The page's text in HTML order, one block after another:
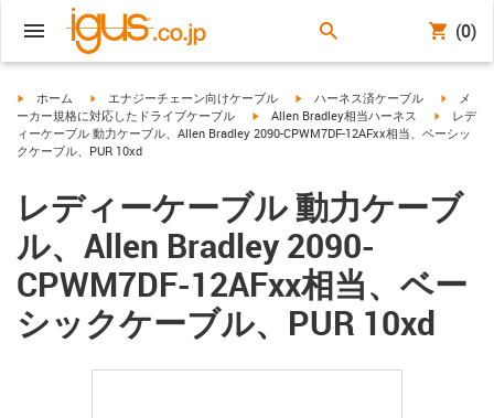
(0)
igus-icon-arrow-right
ホーム igus-icon-arrow-right
エナジーチェーン向けケーブル igus-icon-arrow-right
ハーネス済ケーブル igus-
メ
ーカー規格に対応したドライブケーブル
igus-icon-arrow-right
Allen Bradley相当ハーネス igus-
レデ
ィーケーブル 動力ケーブル、Allen Bradley 2090-CPWM7DF-12AFxx相当、ベーシッ
クケーブル、PUR 10xd
レディーケーブル 動力ケーブ
ル、Allen Bradley 2090-
CPWM7DF-12AFxx相当、ベー
シックケーブル、PUR 10xd